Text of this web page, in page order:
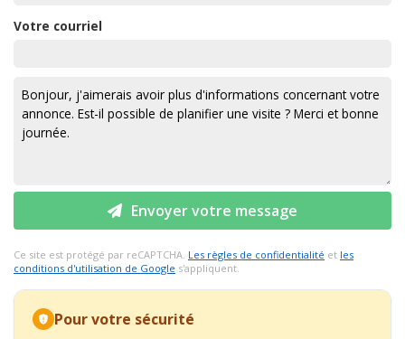
Votre courriel
Envoyer votre message
Ce site est protégé par reCAPTCHA. Les règles de confidentialité et les
conditions d'utilisation de Google s'appliquent.
Pour votre sécurité